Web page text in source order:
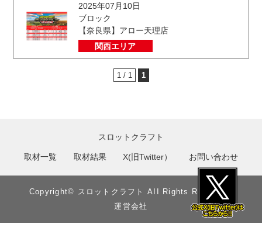
2025年07月10日
ブロック
【奈良県】アロー天理店
関西エリア
1 / 1 1
スロットクラフト
取材一覧 取材結果 X(旧Twitter） お問い合わせ
Copyright©︎ スロットクラフト AII Rights Reserved.
運営会社